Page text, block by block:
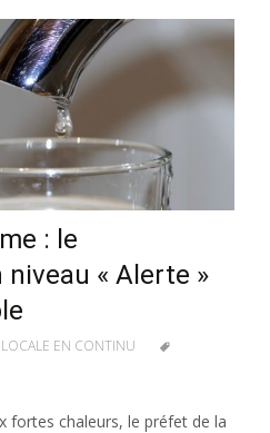
: le
« Alerte »
EN CONTINU
fortes chaleurs, le préfet de la